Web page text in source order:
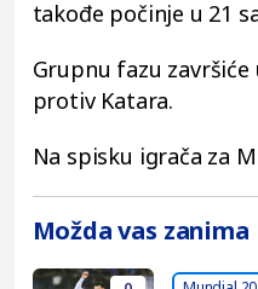
takođe počinje u 21
Grupnu fazu
protiv Katara.
Na spisku igrača za
Možda vas zanima